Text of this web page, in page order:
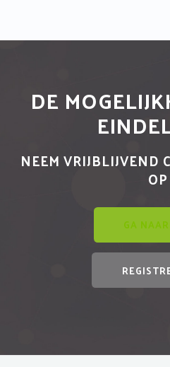
DE
NEEM VRIJBLIJVEND
OP
GA